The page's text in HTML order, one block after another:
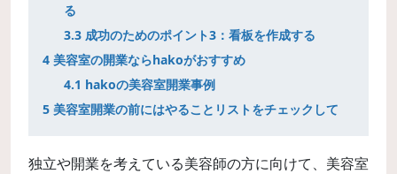
る
3.3 成功のためのポイント3：看板を作成する
4 美容室の開業ならhakoがおすすめ
4.1 hakoの美容室開業事例
5 美容室開業の前にはやることリストをチェックして
独立や開業を考えている美容師の方に向けて、美容室